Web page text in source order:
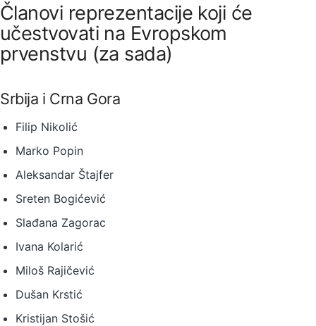
Članovi reprezentacije koji će
učestvovati na Evropskom
prvenstvu (za sada)
Srbija i Crna Gora
Filip Nikolić
Marko Popin
Aleksandar Štajfer
Sreten Bogićević
Slađana Zagorac
Ivana Kolarić
Miloš Rajičević
Dušan Krstić
Kristijan Stošić